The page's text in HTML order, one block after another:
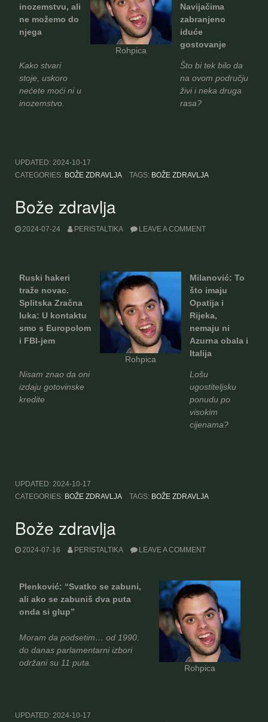
inozemstvu, ali
ne možemo do
njega
Rohpica
Navijačima
zabranjeno
iduće
gostovanje
Kako stvari
stoje, uskoro
nećete moći ni u
inozemstvo.
Što bi tek bilo da
na ovom području
živi i neka druga
rasa?
UPDATED: 2024-10-17
CATEGORIES: BOŽE ZDRAVLJA TAGS: BOŽE ZDRAVLJA
Bože zdravlja
2024-07-24 PERISTALTIKA LEAVE A COMMENT
Ruski hakeri
traže novac.
Splitska Zračna
luka: U kontaktu
smo s Europolom
i FBI-jem
Rohpica
Milanović: To
što imaju
Opatija i
Rijeka,
nemaju ni
Azurna obala i
Italija
Nisam znao da oni
izdaju gotovinske
kredite
Lošu
ugostiteljsku
ponudu po
visokim
cijenama?
UPDATED: 2024-10-17
CATEGORIES: BOŽE ZDRAVLJA TAGS: BOŽE ZDRAVLJA
Bože zdravlja
2024-07-16 PERISTALTIKA LEAVE A COMMENT
Plenković: “Svatko se zabuni,
ali ako se zabuniš dva puta
onda si glup”
Rohpica
Moram da podsetim… od 1990.
do danas parlamentarni izbori
održani su 11 puta.
UPDATED: 2024-10-17